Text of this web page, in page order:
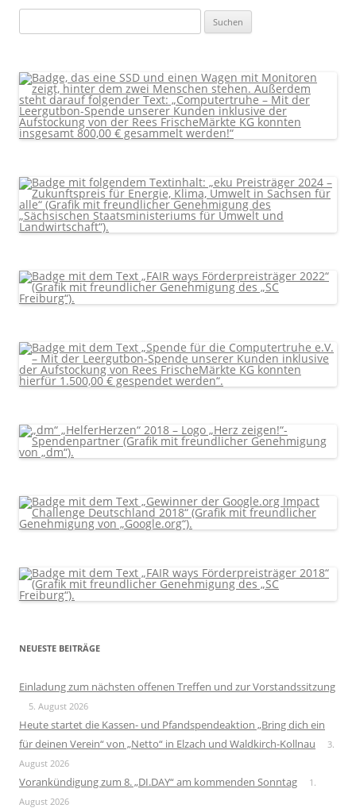
nach:
NEUESTE BEITRÄGE
Einladung zum nächsten offenen Treffen und zur Vorstandssitzung
5. August 2026
Heute startet die Kassen- und Pfandspendeaktion „Bring dich ein
für deinen Verein“ von „Netto“ in Elzach und Waldkirch-Kollnau
3.
August 2026
Vorankündigung zum 8. „DI.DAY“ am kommenden Sonntag
1.
August 2026